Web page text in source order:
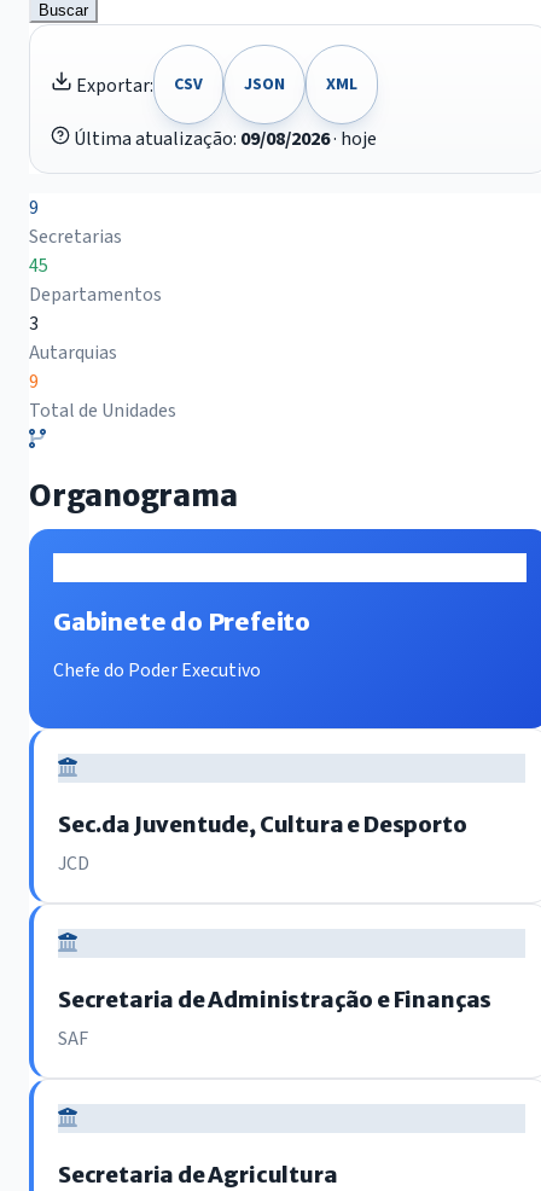
Buscar
Exportar: CSV JSON XML
Última atualização: 09/08/2026· hoje
9
Secretarias
45
Departamentos
3
Autarquias
9
Total de Unidades
Organograma
Gabinete do Prefeito
Chefe do Poder Executivo
Sec.da Juventude, Cultura e Desporto
JCD
Secretaria de Administração e Finanças
SAF
Secretaria de Agricultura